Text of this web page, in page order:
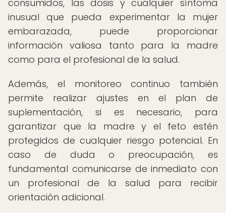
consumidos, las dosis y cualquier síntoma
inusual que pueda experimentar la mujer
embarazada, puede proporcionar
información valiosa tanto para la madre
como para el profesional de la salud.
Además, el monitoreo continuo también
permite realizar ajustes en el plan de
suplementación, si es necesario, para
garantizar que la madre y el feto estén
protegidos de cualquier riesgo potencial. En
caso de duda o preocupación, es
fundamental comunicarse de inmediato con
un profesional de la salud para recibir
orientación adicional.